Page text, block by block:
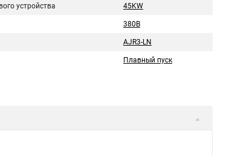
устройства 45KW
380В
AJR3-LN
Плавный пуск